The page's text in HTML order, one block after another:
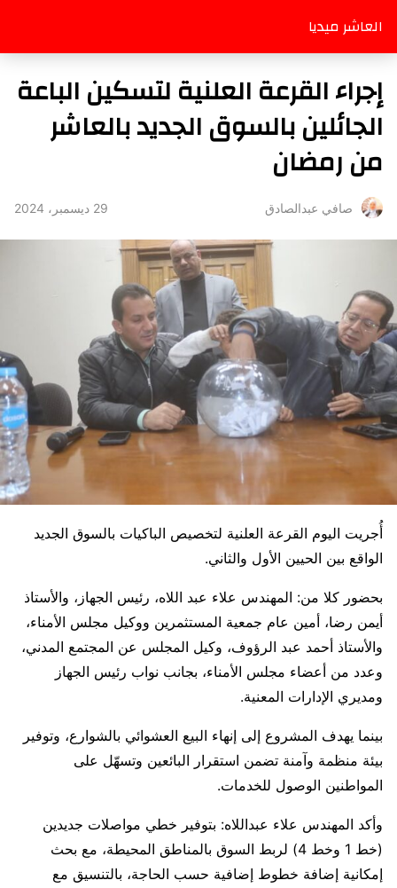
العاشر ميديا
إجراء القرعة العلنية لتسكين الباعة
الجائلين بالسوق الجديد بالعاشر
من رمضان
صافي عبدالصادق 29 ديسمبر، 2024
أُجريت اليوم القرعة العلنية لتخصيص الباكيات بالسوق الجديد
الواقع بين الحيين الأول والثاني.
بحضور كلا من: المهندس علاء عبد اللاه، رئيس الجهاز، والأستاذ
أيمن رضا، أمين عام جمعية المستثمرين ووكيل مجلس الأمناء،
والأستاذ أحمد عبد الرؤوف، وكيل المجلس عن المجتمع المدني،
وعدد من أعضاء مجلس الأمناء، بجانب نواب رئيس الجهاز
ومديري الإدارات المعنية.
بينما يهدف المشروع إلى إنهاء البيع العشوائي بالشوارع، وتوفير
بيئة منظمة وآمنة تضمن استقرار البائعين وتسهّل على
المواطنين الوصول للخدمات.
وأكد المهندس علاء عبداللاه: بتوفير خطي مواصلات جديدين
(خط 1 وخط 4) لربط السوق بالمناطق المحيطة، مع بحث
إمكانية إضافة خطوط إضافية حسب الحاجة، بالتنسيق مع